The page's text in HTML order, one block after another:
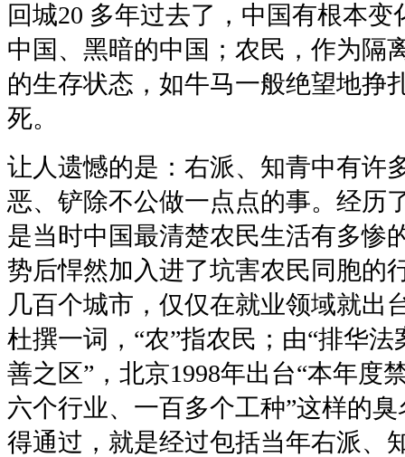
回城20 多年过去了，中国有根本
中国、黑暗的中国；农民，作为隔
的生存状态，如牛马一般绝望地挣
死。
让人遗憾的是：右派、知青中有许
恶、铲除不公做一点点的事。经历
是当时中国最清楚农民生活有多惨
势后悍然加入进了坑害农民同胞的
几百个城市，仅仅在就业领域就出
杜撰一词，“农”指农民；由“排华
善之区”，北京1998年出台“本年度
六个行业、一百多个工种”这样的
得通过，就是经过包括当年右派、